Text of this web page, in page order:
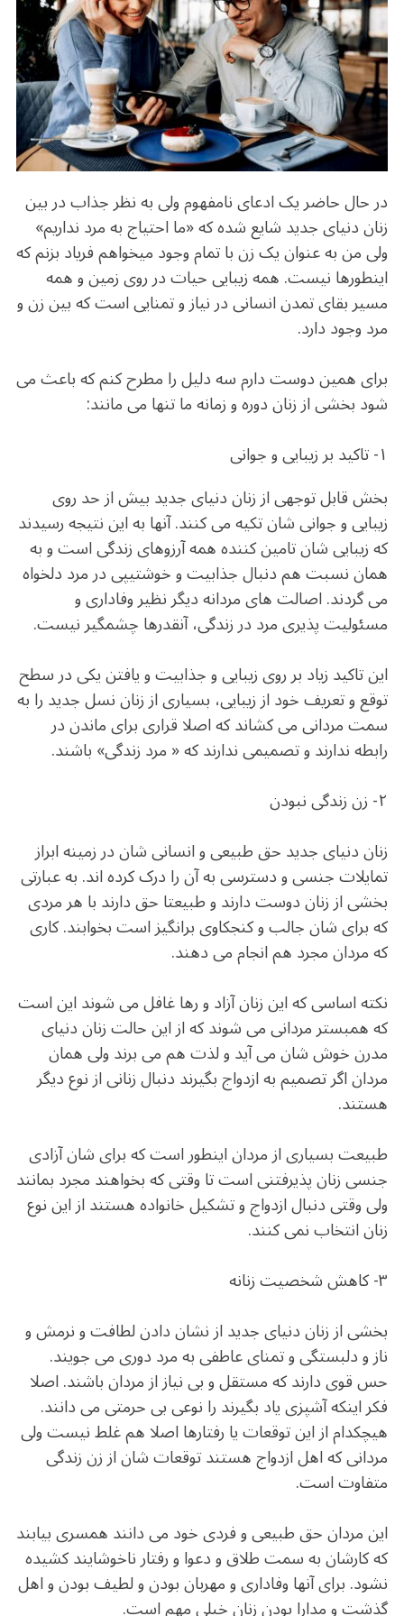
o
o
k
m p
p
در حال حاضر یک ادعای نامفهوم ولی به نظر جذاب در بین
زنان دنیای جدید شایع شده که «ما احتیاج به مرد نداریم»
ولی من به عنوان یک زن با تمام وجود میخواهم فریاد بزنم که
اینطورها نیست. همه زیبایی حیات در روی زمین و همه
مسیر بقای تمدن انسانی در نیاز و تمنایی است که بین زن و
مرد وجود دارد.
برای همین دوست دارم سه دلیل را مطرح کنم که باعث می
شود بخشی از زنان دوره و زمانه ما تنها می مانند:
۱- تاکید بر زیبایی و جوانی
بخش قابل توجهی از زنان دنیای جدید بیش از حد روی
زیبایی و جوانی شان تکیه می کنند. آنها به این نتیجه رسیدند
که زیبایی شان تامین کننده همه آرزوهای زندگی است و به
همان نسبت هم دنبال جذابیت و خوشتیپی در مرد دلخواه
می گردند. اصالت های مردانه دیگر نظیر وفاداری و
مسئولیت پذیری مرد در زندگی، آنقدرها چشمگیر نیست.
این تاکید زیاد بر روی زیبایی و جذابیت و یافتن یکی در سطح
توقع و تعریف خود از زیبایی، بسیاری از زنان نسل جدید را به
سمت مردانی می کشاند که اصلا قراری برای ماندن در
رابطه ندارند و تصمیمی ندارند که « مرد زندگی» باشند.
۲- زن زندگی نبودن
زنان دنیای جدید حق طبیعی و انسانی شان در زمینه ابراز
تمایلات جنسی و دسترسی به آن را درک کرده اند. به عبارتی
بخشی از زنان دوست دارند و طبیعتا حق دارند با هر مردی
که برای شان جالب و کنجکاوی برانگیز است بخوابند. کاری
که مردان مجرد هم انجام می دهند.
نکته اساسی که این زنان آزاد و رها غافل می شوند این است
که همبستر مردانی می شوند که از این حالت زنان دنیای
مدرن خوش شان می آید و لذت هم می برند ولی همان
مردان اگر تصمیم به ازدواج بگیرند دنبال زنانی از نوع دیگر
هستند.
طبیعت بسیاری از مردان اینطور است که برای شان آزادی
جنسی زنان پذیرفتنی است تا وقتی که بخواهند مجرد بمانند
ولی وقتی دنبال ازدواج و تشکیل خانواده هستند از این نوع
زنان انتخاب نمی کنند.
۳- کاهش شخصیت زنانه
بخشی از زنان دنیای جدید از نشان دادن لطافت و نرمش و
ناز و دلبستگی و تمنای عاطفی به مرد دوری می جویند.
حس قوی دارند که مستقل و بی نیاز از مردان باشند. اصلا
فکر اینکه آشپزی یاد بگیرند را نوعی بی حرمتی می دانند.
هیچکدام از این توقعات یا رفتارها اصلا هم غلط نیست ولی
مردانی که اهل ازدواج هستند توقعات شان از زن زندگی
متفاوت است.
این مردان حق طبیعی و فردی خود می دانند همسری بیابند
که کارشان به سمت طلاق و دعوا و رفتار ناخوشایند کشیده
نشود. برای آنها وفاداری و مهربان بودن و لطیف بودن و اهل